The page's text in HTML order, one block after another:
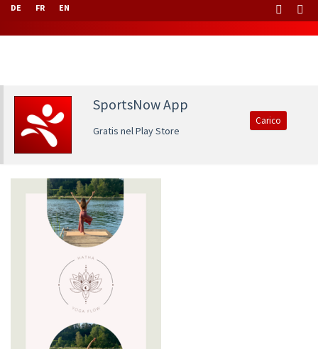
DE FR EN
SportsNow App
Gratis nel Play Store
Carico